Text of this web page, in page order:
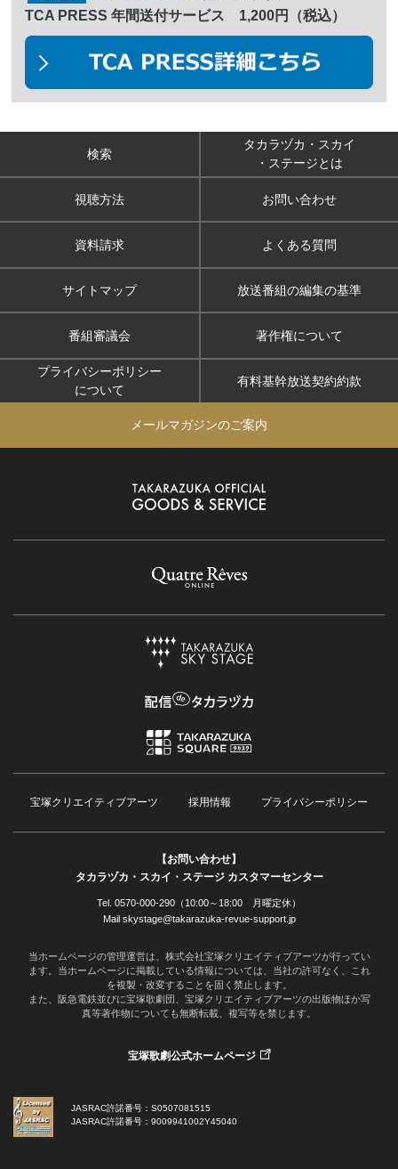
TCA PRESS 年間送付サービス 1,200円（税込）
検索
タカラヅカ・スカイ
・ステージとは
視聴方法 お問い合わせ
資料請求 よくある質問
サイトマップ 放送番組の編集の基準
番組審議会 著作権について
プライバシーポリシー
について
有料基幹放送契約約款
メールマガジンのご案内
宝塚クリエイティブアーツ 採用情報 プライバシーポリシー
【お問い合わせ】
タカラヅカ・スカイ・ステージ カスタマーセンター
Tel. 0570-000-290（10:00～18:00 月曜定休）
Mail skystage@takarazuka-revue-support.jp
当ホームページの管理運営は、株式会社宝塚クリエイティブアーツが行ってい
ます。当ホームページに掲載している情報については、当社の許可なく、これ
を複製・改変することを固く禁止します。
また、阪急電鉄並びに宝塚歌劇団、宝塚クリエイティブアーツの出版物ほか写
真等著作物についても無断転載、複写等を禁じます。
宝塚歌劇公式ホームページ
JASRAC許諾番号：S0507081515
JASRAC許諾番号：9009941002Y45040